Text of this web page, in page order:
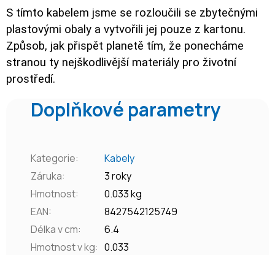
S tímto kabelem jsme se rozloučili se zbytečnými
plastovými obaly a vytvořili jej pouze z kartonu.
Způsob, jak přispět planetě tím, že ponecháme
stranou ty nejškodlivější materiály pro životní
prostředí.
Doplňkové parametry
Kategorie:
Kabely
Záruka:
3 roky
Hmotnost:
0.033 kg
EAN:
8427542125749
Délka v cm:
6.4
Hmotnost v kg: 0.033